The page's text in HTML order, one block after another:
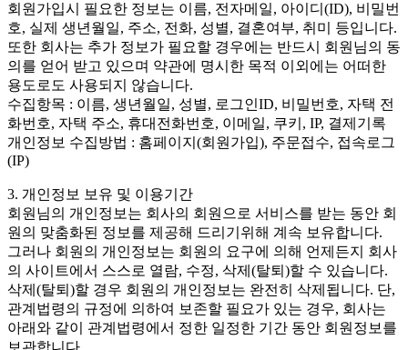
회원가입시 필요한 정보는 이름, 전자메일, 아이디(ID), 비밀번
호, 실제 생년월일, 주소, 전화, 성별, 결혼여부, 취미 등입니다.
또한 회사는 추가 정보가 필요할 경우에는 반드시 회원님의 동
의를 얻어 받고 있으며 약관에 명시한 목적 이외에는 어떠한
용도로도 사용되지 않습니다.
수집항목 : 이름, 생년월일, 성별, 로그인ID, 비밀번호, 자택 전
화번호, 자택 주소, 휴대전화번호, 이메일, 쿠키, IP, 결제기록
개인정보 수집방법 : 홈페이지(회원가입), 주문접수, 접속로그
(IP)
3. 개인정보 보유 및 이용기간
회원님의 개인정보는 회사의 회원으로 서비스를 받는 동안 회
원의 맞춤화된 정보를 제공해 드리기위해 계속 보유합니다.
그러나 회원의 개인정보는 회원의 요구에 의해 언제든지 회사
의 사이트에서 스스로 열람, 수정, 삭제(탈퇴)할 수 있습니다.
삭제(탈퇴)할 경우 회원의 개인정보는 완전히 삭제됩니다. 단,
관계법령의 규정에 의하여 보존할 필요가 있는 경우, 회사는
아래와 같이 관계법령에서 정한 일정한 기간 동안 회원정보를